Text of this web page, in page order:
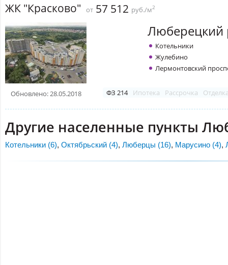
ЖК "Красково" от 57 512 руб./м2
Обновлено: 28.05.2018
Люберецкий
Котельники
Жулебино
Лермонтовский
ФЗ 214 Ипотека Рассрочка
Другие населенные пункты
Котельники (6), Октябрьский (4), Люберцы (16), Марусино (4),